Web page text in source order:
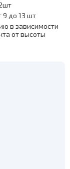
9 до 13 шт
в зависимости
от высоты